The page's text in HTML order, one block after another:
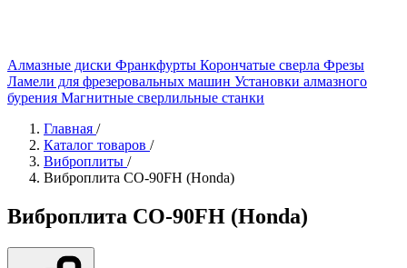
Алмазные диски Франкфурты Корончатые сверла Фрезы
Ламели для фрезеровальных машин Установки алмазного
бурения Магнитные сверлильные станки
Главная /
Каталог товаров /
Виброплиты /
Виброплита СО-90FH (Honda)
Виброплита СО-90FH (Honda)